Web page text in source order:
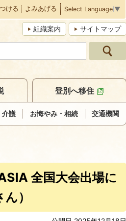
ける よみあげる Select Language ▼
組織案内 サイトマップ
介護 お悔やみ・相続 交通機関
登別へ移住
全国大会出場に
）